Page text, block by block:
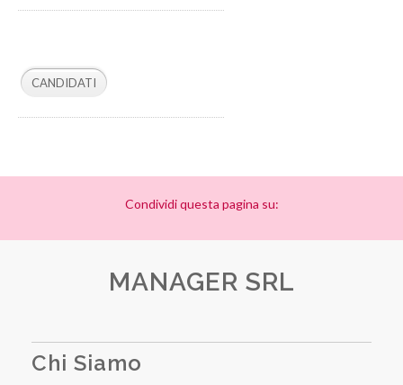
Condividi questa pagina su:
MANAGER SRL
Chi Siamo